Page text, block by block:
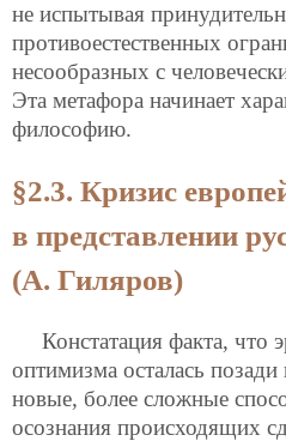
не испытывая
противоестественных
несообразных с
Эта метафора начинает
философию.
§2.3. Кризис
в представлении
(А. Гиляров)
Констатация факта, что
оптимизма осталась
новые, более сложные
осознания происходящих